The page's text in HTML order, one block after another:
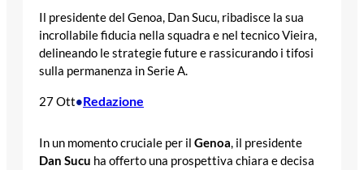
Il presidente del Genoa, Dan Sucu, ribadisce la sua
incrollabile fiducia nella squadra e nel tecnico Vieira,
delineando le strategie future e rassicurando i tifosi
sulla permanenza in Serie A.
27 Ott•Redazione
In un momento cruciale per il Genoa, il presidente
Dan Sucu ha offerto una prospettiva chiara e decisa